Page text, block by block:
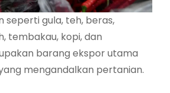
seperti gula, teh, beras,
tembakau, kopi, dan
barang ekspor utama
mengandalkan pertanian.